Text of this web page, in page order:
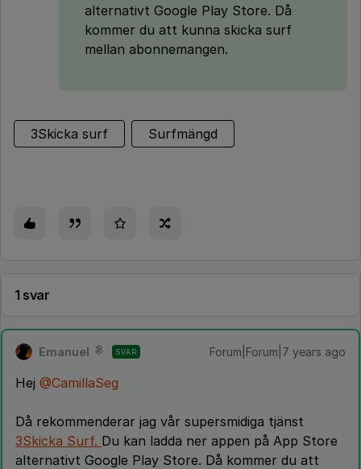
alternativt Google Play Store. Då
kommer du att kunna skicka surf
mellan abonnemangen.
3Skicka surf Surfmängd
1 svar
Emanuel SVAR Forum|Forum|7 years ago
Hej @CamillaSeg
Då rekommenderar jag vår supersmidiga tjänst
3Skicka Surf. Du kan ladda ner appen på App Store
alternativt Google Play Store. Då kommer du att